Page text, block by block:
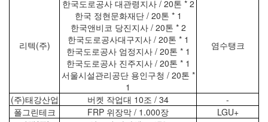
리텍(주)
한국도로공사 대관령지사 / 20톤 * 2
한국 정현문화재단 / 20톤 * 1
한국앤비코 당진지사 / 20톤 * 2
한국도로공사대구지사 / 20톤 * 1
한국도로공사 엄정지사 / 20톤 * 1
한국도로공사 진주지사 / 20톤 * 1
서울시설관리공단 용인구청 / 20톤 *
1
염수탱크
(주)태강산업 버켓 작업대 10조 / 34
-
폴그린테크
FRP 위장막 / 1.000장
LGU+